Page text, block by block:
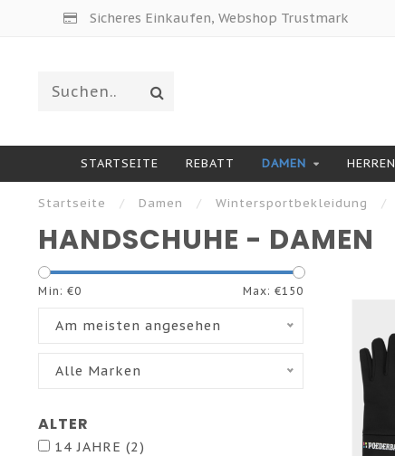
Sicheres Einkaufen, Webshop Trustmark
STARTSEITE REBATT DAMEN HERREN
Startseite / Damen / Wintersportbekleidung /
HANDSCHUHE - DAMEN
Min: €0 Max: €150
Am meisten angesehen
Alle Marken
ALTER
14 JAHRE (2)